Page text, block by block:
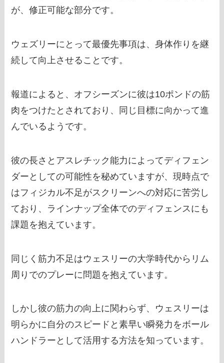
が、修正可能な部分です。
ウェズリーにとって最優先事項は、身体作りを継
続して向上させることです。
報道によると、オフシーズンに彼は10ポンドの筋
肉をつけたとされており、同じ目標に向かって進
んでいるようです。
彼の長さとアスレチック能力によってディフェン
ダーとしての可能性を秘めていますが、現時点で
はフィジカル不足がスクリーンへの対応に苦労し
ており、ラインナップ全体でのディフェンスにも
課題を抱えています。
同じく筋力不足はウェスリーの大学時代からリム
周りでのプレーに問題を抱えています。
しかし彼の筋力の向上に関わらず、ウェスリーは
明らかに自分のスピードと素早い瞬発力をボール
ハンドラーとして活用する方法を知っています。